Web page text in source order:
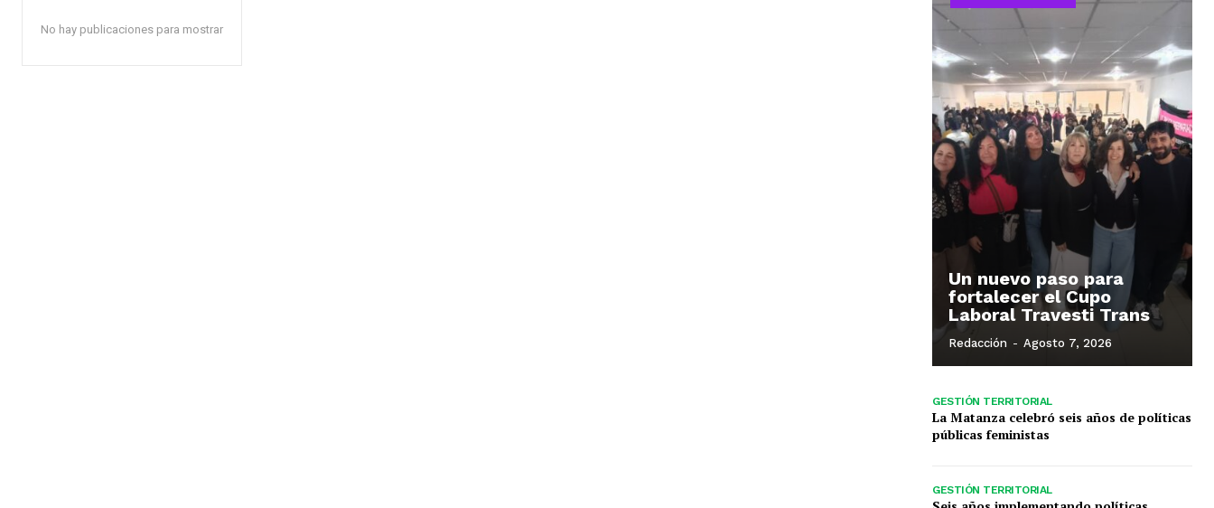
No hay publicaciones para mostrar
Un nuevo paso para
fortalecer el Cupo
Laboral Travesti Trans
Redacción - Agosto 7, 2026
GESTIÓN TERRITORIAL
La Matanza celebró seis años de políticas
públicas feministas
GESTIÓN TERRITORIAL